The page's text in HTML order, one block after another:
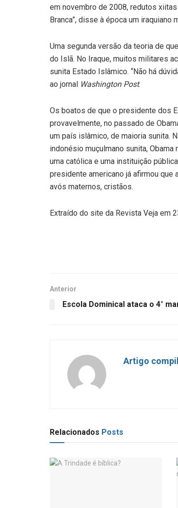
em novembro de 2008, redutos
Branca”, disse à época um iraquiano
Uma segunda versão da teoria de
do Islã. No Iraque, muitos militares
sunita Estado Islâmico. “Não há
ao jornal Washington Post.
Os boatos de que o presidente dos
provavelmente, no passado de
um país islâmico, de maioria sunita.
indonésio muçulmano sunita,
uma católica e uma instituição
presidente americano já afirmou
avós maternos, cristãos.
Extraído do site da Revista Veja em
Anterior
Escola Dominical ataca o 4°
Artigo
Relacionados Posts